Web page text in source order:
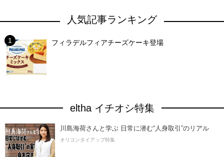
人気記事ランキング
フィラデルフィアチーズケーキ登場
eltha イチオシ特集
川島海荷さんと学ぶ 日常に潜む“人身取引”のリアル
オリコンタイアップ特集